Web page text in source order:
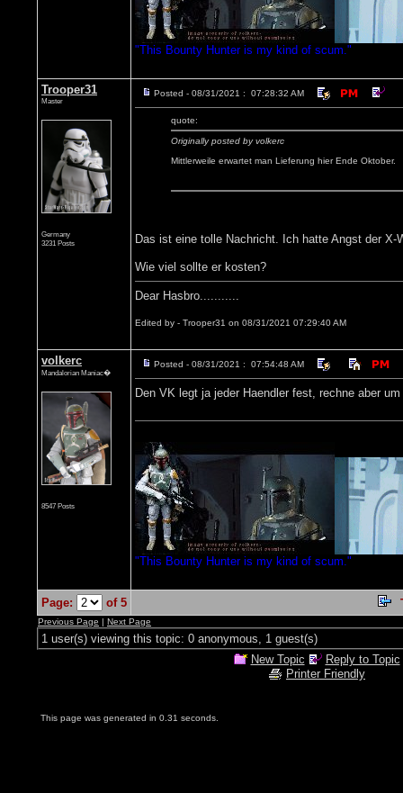
"This Bounty Hunter is my kind of scum."
Trooper31
Master
Germany
3231 Posts
Posted - 08/31/2021 : 07:28:32 AM
quote:
Originally posted by volkerc
Mittlerweile erwartet man Lieferung hier Ende Oktober.
Das ist eine tolle Nachricht. Ich hatte Angst der
Wie viel sollte er kosten?
Dear Hasbro...........
Edited by - Trooper31 on 08/31/2021 07:29:40 AM
volkerc
Mandalorian Maniac�
8547 Posts
Posted - 08/31/2021 : 07:54:48 AM
Den VK legt ja jeder Haendler fest, rechne aber
"This Bounty Hunter is my kind of scum."
Page: of 5
Previous Page | Next Page
1 user(s) viewing this topic: 0 anonymous, 1 guest(s)
New Topic
Reply to Topic
Printer Friendly
This page was generated in 0.31 seconds.